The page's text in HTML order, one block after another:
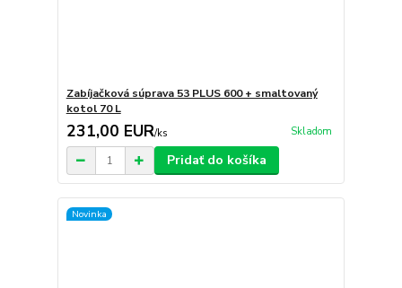
Zabíjačková súprava 53 PLUS 600 + smaltovaný
kotol 70 L
231,00 EUR/ks Skladom
Pridať do košíka
Novinka